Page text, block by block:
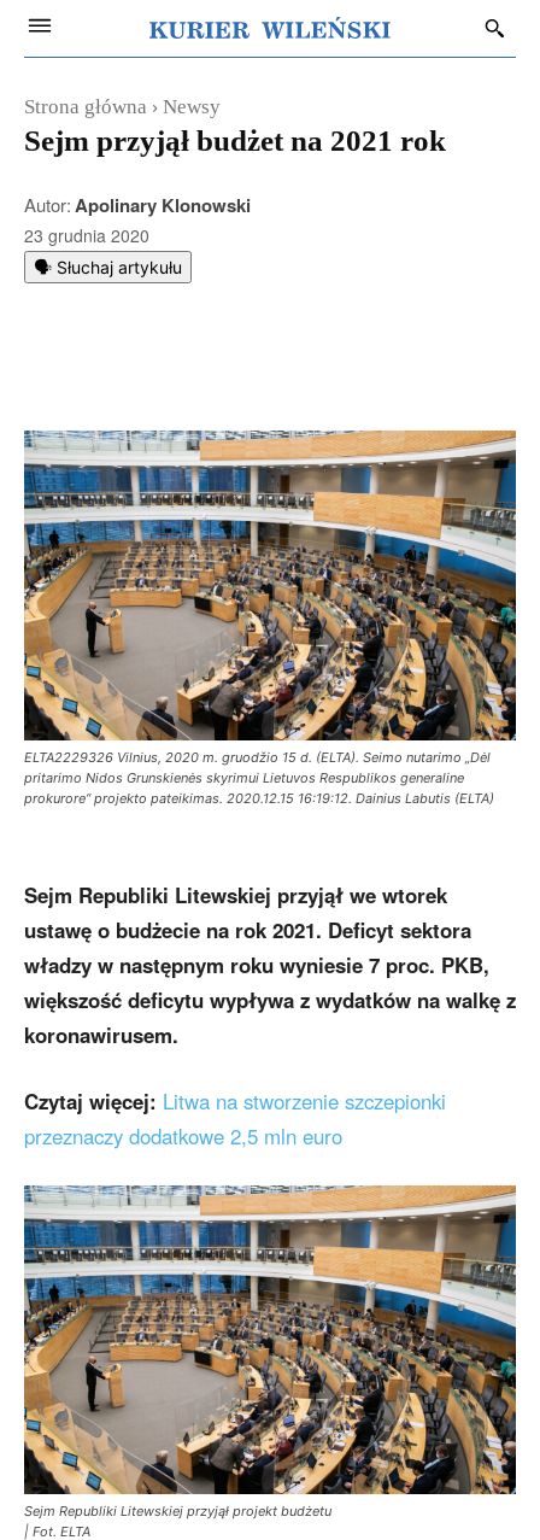
Strona główna Newsy
Sejm przyjął budżet na 2021 rok
Autor:Apolinary Klonowski
23 grudnia 2020
🗣️ Słuchaj artykułu
ELTA2229326 Vilnius, 2020 m. gruodžio 15 d. (ELTA). Seimo nutarimo „Dėl
pritarimo Nidos Grunskienės skyrimui Lietuvos Respublikos generaline
prokurore“ projekto pateikimas. 2020.12.15 16:19:12. Dainius Labutis (ELTA)
Sejm Republiki Litewskiej przyjął we wtorek
ustawę o budżecie na rok 2021. Deficyt sektora
władzy w następnym roku wyniesie 7 proc. PKB,
większość deficytu wypływa z wydatków na walkę z
koronawirusem.
Czytaj więcej: Litwa na stworzenie szczepionki
przeznaczy dodatkowe 2,5 mln euro
Sejm Republiki Litewskiej przyjął projekt budżetu
| Fot. ELTA